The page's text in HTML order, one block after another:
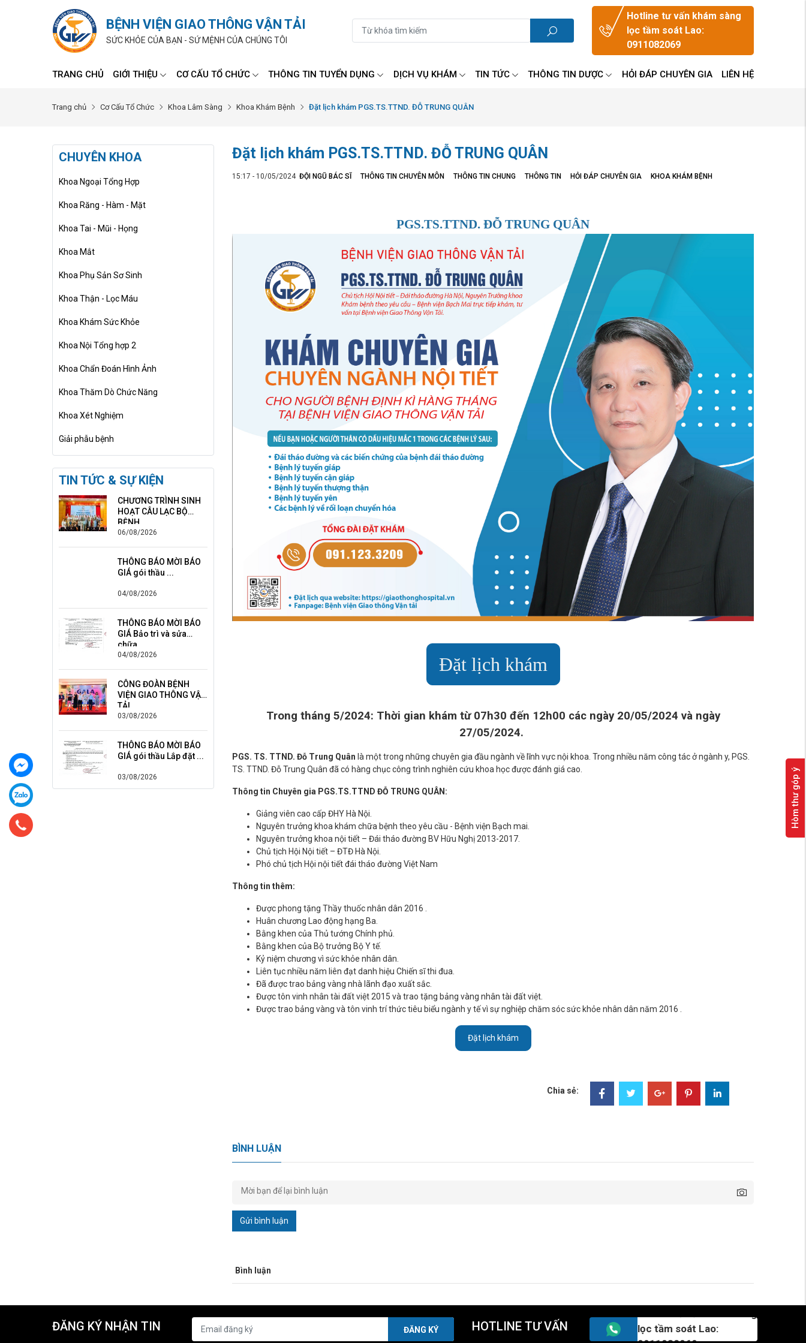
BỆNH VIỆN GIAO THÔNG VẬN TẢI
SỨC KHỎE CỦA BẠN - SỨ MỆNH CỦA CHÚNG TÔI
Hotline tư vấn khám sàng
lọc tầm soát Lao:
0911082069
TRANG CHỦ GIỚI THIỆU CƠ CẤU TỔ CHỨC THÔNG TIN TUYỂN DỤNG DỊCH VỤ KHÁM TIN TỨC THÔNG TIN DƯỢC HỎI ĐÁP CHUYÊN GIA LIÊN HỆ
Trang chủ Cơ Cấu Tổ Chức Khoa Lâm Sàng Khoa Khám Bệnh Đặt lịch khám PGS.TS.TTND. ĐỖ TRUNG QUÂN
CHUYÊN KHOA
Khoa Ngoại Tổng Hợp
Khoa Răng - Hàm - Mặt
Khoa Tai - Mũi - Họng
Khoa Mắt
Khoa Phụ Sản Sơ Sinh
Khoa Thận - Lọc Máu
Khoa Khám Sức Khỏe
Khoa Nội Tổng hợp 2
Khoa Chẩn Đoán Hình Ảnh
Khoa Thăm Dò Chức Năng
Khoa Xét Nghiệm
Giải phẫu bệnh
TIN TỨC & SỰ KIỆN
CHƯƠNG TRÌNH SINH
HOẠT CÂU LẠC BỘ
BỆNH ...
06/08/2026
THÔNG BÁO MỜI BÁO
GIÁ gói thầu ...
04/08/2026
THÔNG BÁO MỜI BÁO
GIÁ Bảo trì và sửa
chữa ...
04/08/2026
CÔNG ĐOÀN BỆNH
VIỆN GIAO THÔNG VẬN
TẢI ...
03/08/2026
THÔNG BÁO MỜI BÁO
GIÁ gói thầu Lắp đặt ...
03/08/2026
Đặt lịch khám PGS.TS.TTND. ĐỖ TRUNG QUÂN
15:17 - 10/05/2024 ĐỘI NGŨ BÁC SĨ THÔNG TIN CHUYÊN MÔN THÔNG TIN CHUNG THÔNG TIN HỎI ĐÁP CHUYÊN GIA KHOA KHÁM BỆNH
PGS.TS.TTND. ĐỖ TRUNG QUÂN
Đặt lịch khám
Trong tháng 5/2024: Thời gian khám từ 07h30 đến 12h00 các ngày 20/05/2024 và ngày
27/05/2024.
PGS. TS. TTND. Đỗ Trung Quân là một trong những chuyên gia đầu ngành về lĩnh vực nội khoa. Trong nhiều năm công tác ở ngành y, PGS.
TS. TTND. Đỗ Trung Quân đã có hàng chục công trình nghiên cứu khoa học được đánh giá cao.
Thông tin Chuyên gia PGS.TS.TTND ĐỖ TRUNG QUÂN:
Giảng viên cao cấp ĐHY Hà Nội.
Nguyên trưởng khoa khám chữa bệnh theo yêu cầu - Bệnh viện Bạch mai.
Nguyên trưởng khoa nội tiết – Đái tháo đường BV Hữu Nghị 2013-2017.
Chủ tịch Hội Nội tiết – ĐTĐ Hà Nội.
Phó chủ tịch Hội nội tiết đái tháo đường Việt Nam
Thông tin thêm:
Được phong tặng Thầy thuốc nhân dân 2016 .
Huân chương Lao động hạng Ba.
Bằng khen của Thủ tướng Chính phủ.
Bằng khen của Bộ trưởng Bộ Y tế.
Kỷ niệm chương vì sức khỏe nhân dân.
Liên tục nhiều năm liên đạt danh hiệu Chiến sĩ thi đua.
Đã được trao bảng vàng nhà lãnh đạo xuất sắc.
Được tôn vinh nhân tài đất việt 2015 và trao tặng bảng vàng nhân tài đất việt.
Được trao bảng vàng và tôn vinh trí thức tiêu biểu ngành y tế vì sự nghiệp chăm sóc sức khỏe nhân dân năm 2016 .
Đặt lịch khám
Chia sẻ:
BÌNH LUẬN
Gửi bình luận
Bình luận
ĐĂNG KÝ NHẬN TIN ĐĂNG KÝ HOTLINE TƯ VẤN
lọc tầm soát Lao:
Hòm thư góp ý